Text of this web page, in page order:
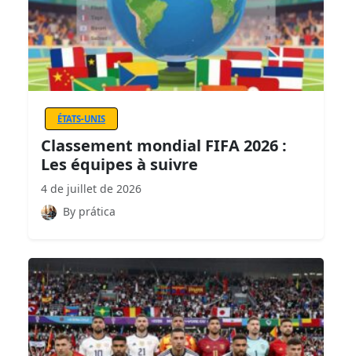
ÉTATS-UNIS
Classement mondial FIFA 2026 :
Les équipes à suivre
4 de juillet de 2026
By prática